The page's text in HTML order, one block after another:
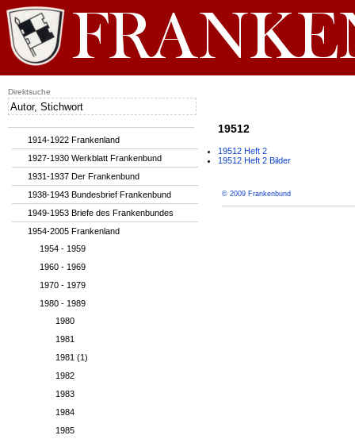
19512
19512 Heft 2
19512 Heft 2 Bilder
© 2009 Frankenbund
1914-1922 Frankenland
1927-1930 Werkblatt Frankenbund
1931-1937 Der Frankenbund
1938-1943 Bundesbrief Frankenbund
1949-1953 Briefe des Frankenbundes
1954-2005 Frankenland
1954 - 1959
1960 - 1969
1970 - 1979
1980 - 1989
1980
1981
1981 (1)
1982
1983
1984
1985
Direktsuche